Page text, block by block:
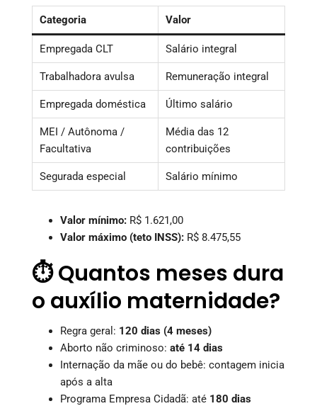
Categoria Valor
Empregada CLT Salário integral
Trabalhadora avulsa Remuneração integral
Empregada doméstica Último salário
MEI / Autônoma /
Facultativa
Média das 12
contribuições
Segurada especial Salário mínimo
Valor mínimo: R$ 1.621,00
Valor máximo (teto INSS): R$ 8.475,55
⏱️ Quantos meses dura
o auxílio maternidade?
Regra geral: 120 dias (4 meses)
Aborto não criminoso: até 14 dias
Internação da mãe ou do bebê: contagem inicia
após a alta
Programa Empresa Cidadã: até 180 dias